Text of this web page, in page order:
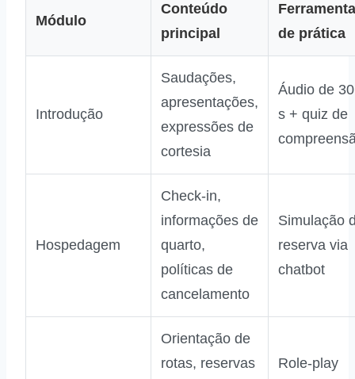
Módulo
Conteúdo
principal
Ferramenta
de prática
Introdução
Saudações,
apresentações,
expressões de
cortesia
Áudio de 30
s + quiz de
Hospedagem
Check‑in,
informações de
quarto,
políticas de
cancelamento
Simulação
reserva via
chatbot
Orientação de
rotas, reservas
Role‑play